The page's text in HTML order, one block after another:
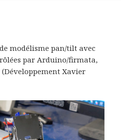
modélisme pan/tilt avec
par Arduino/firmata,
(Développement Xavier